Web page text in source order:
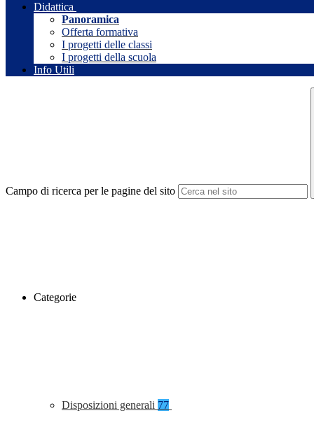
Didattica
Panoramica
Offerta formativa
I progetti delle classi
I progetti della scuola
Info Utili
Campo di ricerca per le pagine del sito
Categorie
Disposizioni generali 77